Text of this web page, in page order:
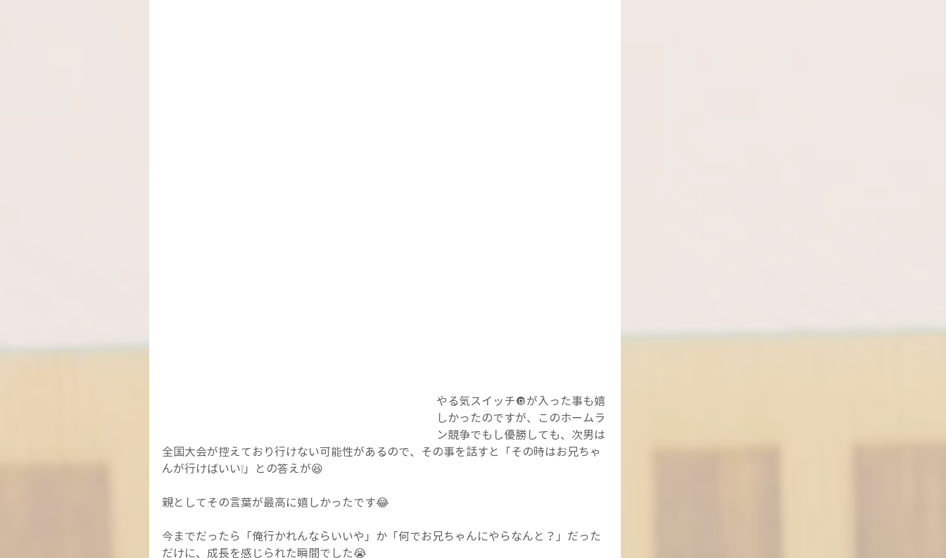
やる気スイッチ🔘が入った事も嬉
しかったのですが、このホームラ
ン競争でもし優勝しても、次男は
全国大会が控えており行けない可能性があるので、その事を話すと「その時はお兄ちゃ
んが行けばいい❕」との答えが😆
親としてその言葉が最高に嬉しかったです😂
今までだったら「俺行かれんならいいや」か「何でお兄ちゃんにやらなんと？」だった
だけに、成長を感じられた瞬間でした😭